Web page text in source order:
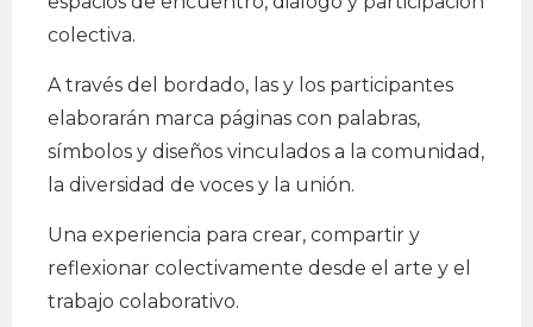
colectiva.
A través del bordado, las y los participantes
elaborarán marca páginas con palabras,
símbolos y diseños vinculados a la comunidad,
la diversidad de voces y la unión.
Una experiencia para crear, compartir y
reflexionar colectivamente desde el arte y el
trabajo colaborativo.